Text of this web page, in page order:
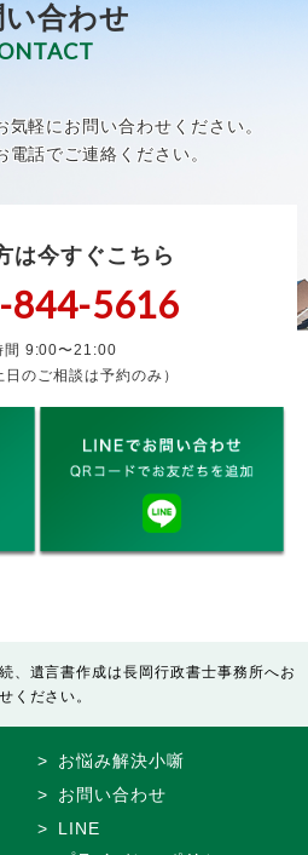
い合わせ
気軽にお問い合わせください。
電話でご連絡ください。
は今すぐこちら
844-5616
間 9:00〜21:00
のご相談は予約のみ）
、遺言書作成は長岡行政書士事務所へお
ください。
お悩み解決小噺
お問い合わせ
LINE